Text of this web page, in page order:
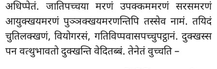
अधिप्पेतं. जातिपच्चया मरणं उपक्कममरणं सरसमरणं
आयुक्खयमरणं पुञ्ञक्खयमरणन्तिपि तस्सेव नामं. तयिदं
चुतिलक्खणं, वियोगरसं, गतिविप्पवासपच्चुपट्ठानं. दुक्खस्स
पन वत्थुभावतो दुक्खन्ति वेदितब्बं. तेनेतं वुच्चति –